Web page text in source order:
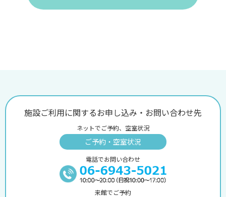
施設ご利用に関するお申し込み・お問い合わせ先
ネットでご予約、空室状況
ご予約・空室状況
電話でお問い合わせ
来館でご予約